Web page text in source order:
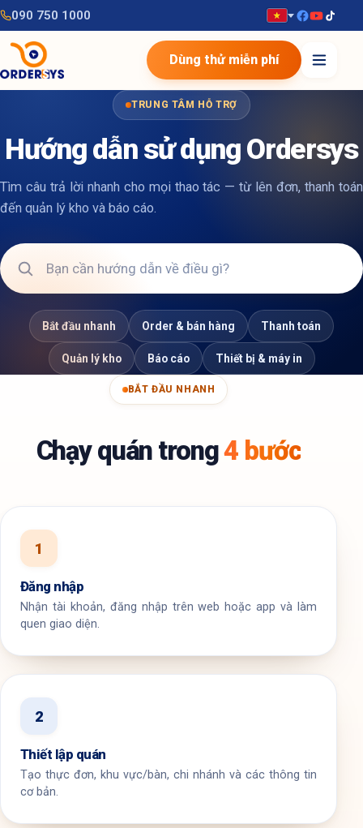
090 750 1000
Dùng thử miễn phí
TRUNG TÂM HỖ TRỢ
Hướng dẫn sử dụng Ordersys
Tìm câu trả lời nhanh cho mọi thao tác — từ lên đơn, thanh toán
đến quản lý kho và báo cáo.
Bắt đầu nhanh Order & bán hàng Thanh toán
Quản lý kho Báo cáo Thiết bị & máy in
BẮT ĐẦU NHANH
Chạy quán trong4 bước
1
Đăng nhập
Nhận tài khoản, đăng nhập trên web hoặc app và làm
quen giao diện.
2
Thiết lập quán
Tạo thực đơn, khu vực/bàn, chi nhánh và các thông tin
cơ bản.